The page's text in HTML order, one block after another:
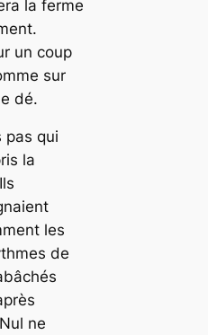
la ferme
un coup
sur
dé.
pas qui
la
les
de
ne